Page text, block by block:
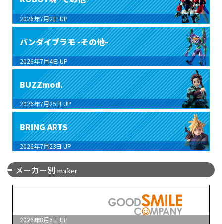
2026年7月2日 UP
バンダイプラモ -その他-
2026年7月4日 UP
BUZZmod.
2026年7月25日 UP
BRING ARTS
2026年7月23日 UP
メーカー別 maker
2026年8月6日 UP